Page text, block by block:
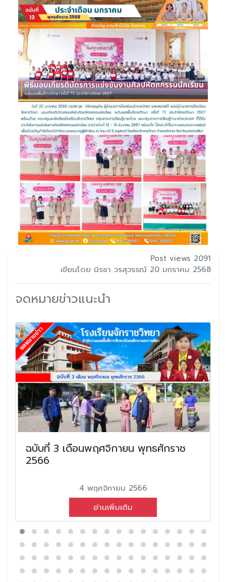
Post views 2091
เขียนโดย นิรชา วรสุวรรณ์ 20 มกราคม 2568
จดหมายข่าวแนะนำ
ฉบับที่ 3 เดือนพฤศจิกายน พุทธศักราช
2566
4 พฤศจิกายน 2566
อ่านเพิ่มเติม